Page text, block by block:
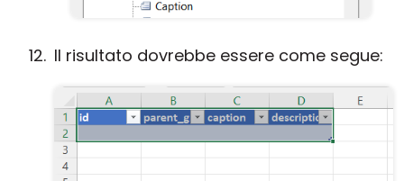
Il risultato dovrebbe essere come segue: